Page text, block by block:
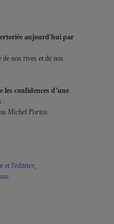
aujourd'hui par
de nos rives et de nos
les confidences d’une
Michel Portos.
et l'éditrice,